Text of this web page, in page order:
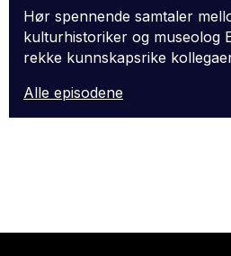
Hør spennende samtaler
kulturhistoriker og museolog
rekke kunnskapsrike
Alle episodene